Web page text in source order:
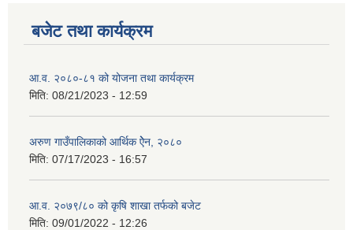
बजेट तथा कार्यक्रम
आ.व. २०८०-८१ को योजना तथा कार्यक्रम
मिति: 08/21/2023 - 12:59
अरुण गाउँपालिकाको आर्थिक ऐेन, २०८०
मिति: 07/17/2023 - 16:57
आ.व. २०७९/८० को कृषि शाखा तर्फको बजेट
मिति: 09/01/2022 - 12:26